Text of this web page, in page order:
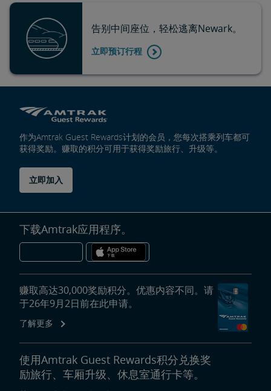
告别中间座位，轻松逃离Newark。
立即预订行程
作为Amtrak Guest Rewards计划的会员，您每次搭乘列车都可
获得奖励。赚取的积分可用于获得奖励旅行、升级等。
立即加入
下载Amtrak应用程序。
赚取高达30,000奖励积分。优惠内容不同。请
于26年9月2日前在此申请。
了解更多
使用Amtrak Guest Rewards积分兑换奖
励旅行、车厢升级、休息室通行卡等。